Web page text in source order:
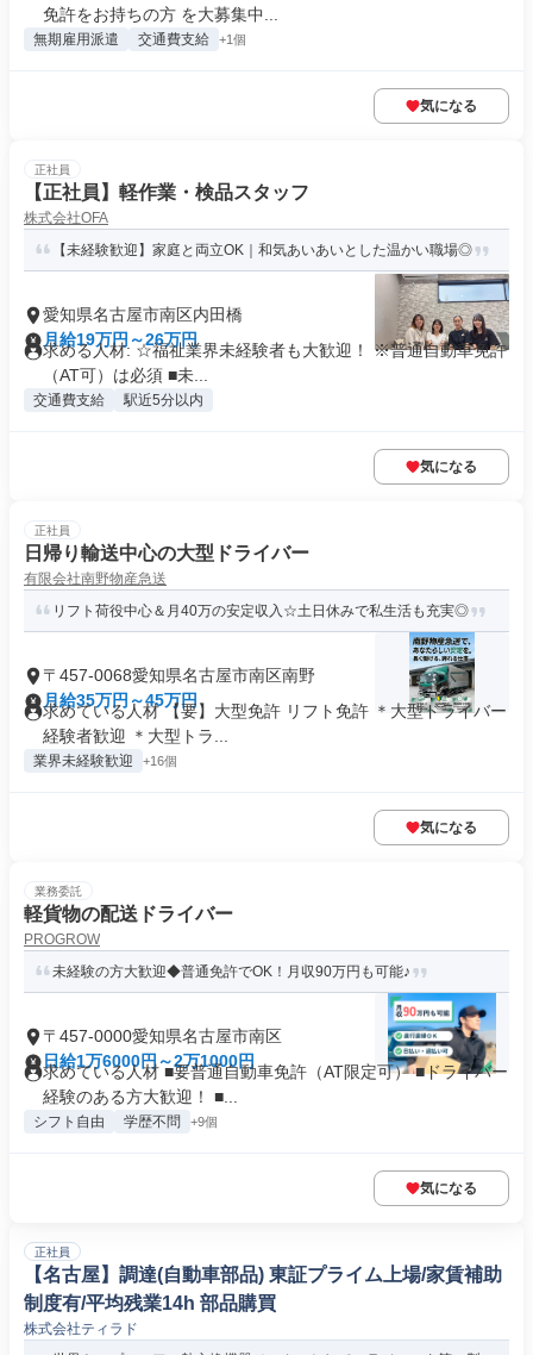
免許をお持ちの方 を大募集中...
無期雇用派遣 交通費支給 +1個
気になる
正社員
【正社員】軽作業・検品スタッフ
株式会社OFA
【未経験歓迎】家庭と両立OK｜和気あいあいとした温かい職場◎
愛知県名古屋市南区内田橋
月給19万円～26万円
求める人材: ☆福祉業界未経験者も大歓迎！ ※普通自動車免許
（AT可）は必須 ■未...
交通費支給 駅近5分以内
気になる
正社員
日帰り輸送中心の大型ドライバー
有限会社南野物産急送
リフト荷役中心＆月40万の安定収入☆土日休みで私生活も充実◎
〒457-0068愛知県名古屋市南区南野
月給35万円～45万円
求めている人材 【要】大型免許 リフト免許 ＊大型ドライバー
経験者歓迎 ＊大型トラ...
業界未経験歓迎 +16個
気になる
業務委託
軽貨物の配送ドライバー
PROGROW
未経験の方大歓迎◆普通免許でOK！月収90万円も可能♪
〒457-0000愛知県名古屋市南区
日給1万6000円～2万1000円
求めている人材 ■要普通自動車免許（AT限定可） ■ドライバー
経験のある方大歓迎！ ■...
シフト自由 学歴不問 +9個
気になる
正社員
【名古屋】調達(自動車部品) 東証プライム上場/家賃補助
制度有/平均残業14h 部品購買
株式会社ティラド